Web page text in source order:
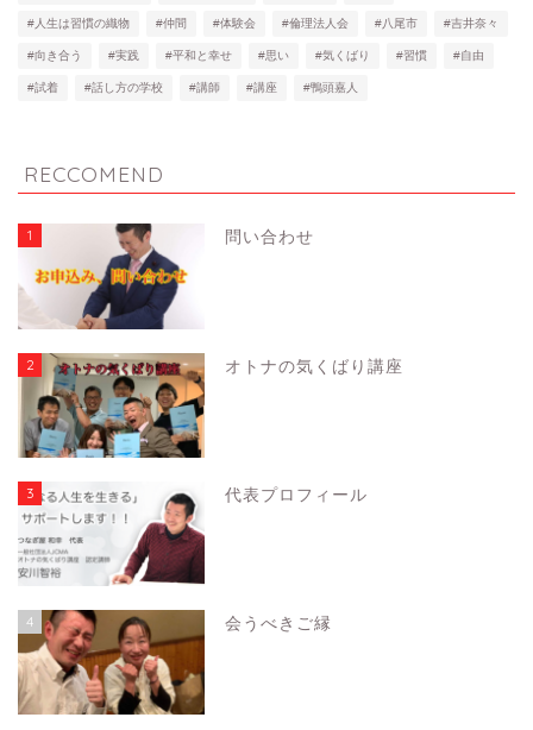
#人生は習慣の織物 #仲間 #体験会 #倫理法人会 #八尾市 #吉井奈々
#向き合う #実践 #平和と幸せ #思い #気くばり #習慣 #自由
#試着 #話し方の学校 #講師 #講座 #鴨頭嘉人
RECCOMEND
1 問い合わせ
2 オトナの気くばり講座
3 代表プロフィール
4 会うべきご縁